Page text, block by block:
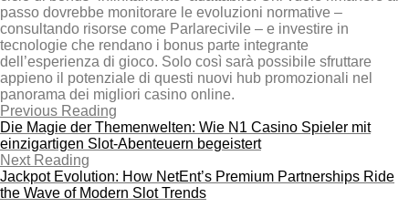
passo dovrebbe monitorare le evoluzioni normative –
consultando risorse come Parlarecivile – e investire in
tecnologie che rendano i bonus parte integrante
dell’esperienza di gioco. Solo così sarà possibile sfruttare
appieno il potenziale di questi nuovi hub promozionali nel
panorama dei migliori casino online.
Previous Reading
Die Magie der Themenwelten: Wie N1 Casino Spieler mit
einzigartigen Slot‑Abenteuern begeistert
Next Reading
Jackpot Evolution: How NetEnt’s Premium Partnerships Ride
the Wave of Modern Slot Trends